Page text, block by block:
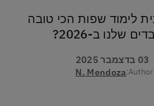
לימוד שפות הכי טובה
שלנו ב-2026?
03 בדצמבר 2025
Author:
N. Mendoza